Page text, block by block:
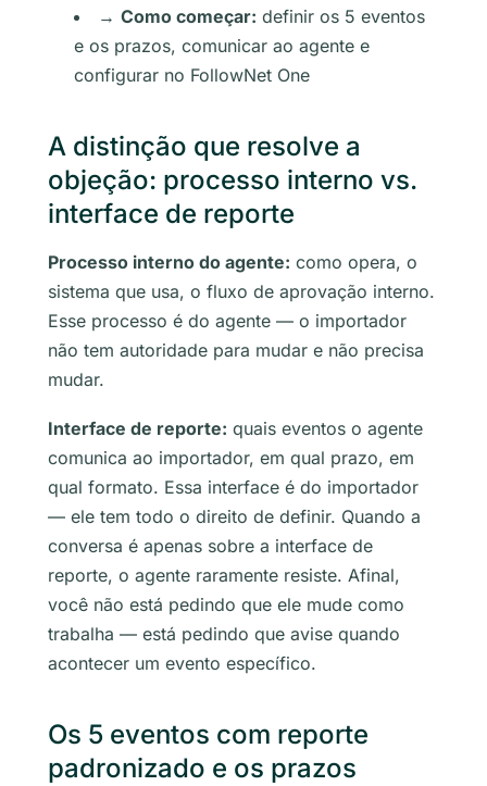
→ Como começar: definir os 5 eventos
e os prazos, comunicar ao agente e
configurar no FollowNet One
A distinção que resolve a
objeção: processo interno vs.
interface de reporte
Processo interno do agente: como opera, o
sistema que usa, o fluxo de aprovação interno.
Esse processo é do agente — o importador
não tem autoridade para mudar e não precisa
mudar.
Interface de reporte: quais eventos o agente
comunica ao importador, em qual prazo, em
qual formato. Essa interface é do importador
— ele tem todo o direito de definir. Quando a
conversa é apenas sobre a interface de
reporte, o agente raramente resiste. Afinal,
você não está pedindo que ele mude como
trabalha — está pedindo que avise quando
acontecer um evento específico.
Os 5 eventos com reporte
padronizado e os prazos